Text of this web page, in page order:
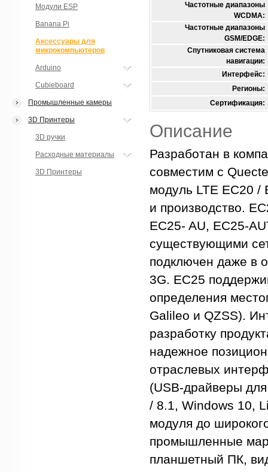
Модули ESP
Banana Pi
Аксессуары для
микрокомпьютеров
Arduino
Cubieboard
Промышленные камеры
3D Принтеры
3D ручки
Расходные материалы
3D Принтеры
Частотные диапазоны
WCDMA:
Частотные диапазоны
GSM/EDGE:
Спутниковая система
навигации:
Интерфейс:
Регионы:
Сертификация:
Описание
Разработан в
совместим с
модуль LTE EC20 /
и производство.
EC25- AU, EC25-
существующими
подключен даже в
3G. EC25
определения
Galileo и QZSS).
разработку
надежное
отраслевых
(USB-драйверы
/ 8.1, Windows 10,
модуля до
промышленные
планшетный ПК,